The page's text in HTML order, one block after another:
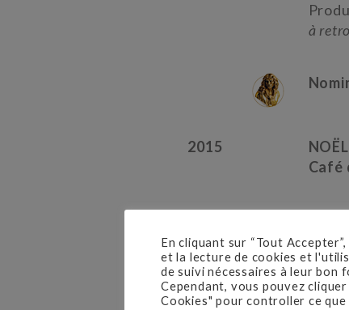
à
2015
Café
Café
En cliquant sur “Tout
et la lecture de cookies et
de suivi nécessaires à leur bon
Cependant, vous pouvez cliquer
Cookies" pour controller ce que